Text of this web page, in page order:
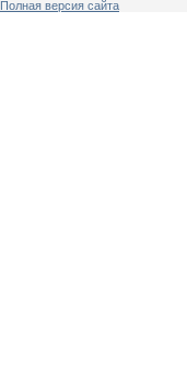
Полная версия сайта